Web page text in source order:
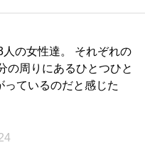
人の女性達。 それぞれの
の周りにあるひとつひと
ているのだと感じた